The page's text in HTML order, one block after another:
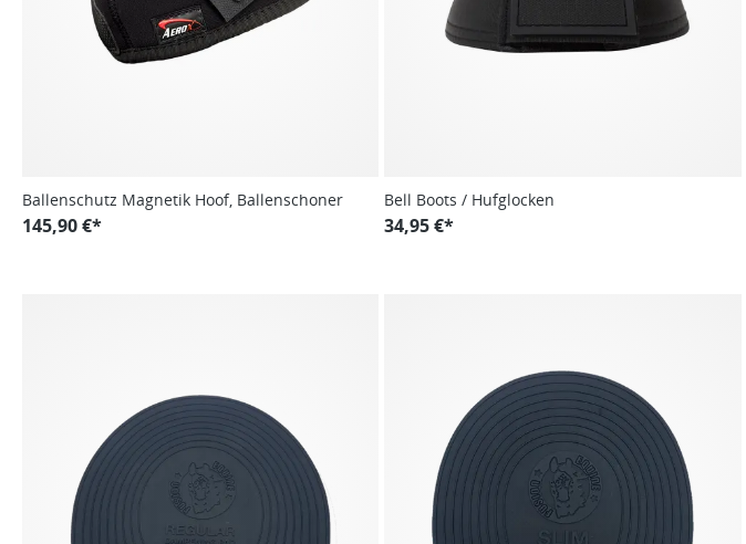
Ballenschutz Magnetik Hoof, Ballenschoner
145,90 €*
Bell Boots / Hufglocken
34,95 €*